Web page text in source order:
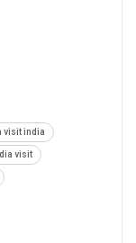
visit india
visit